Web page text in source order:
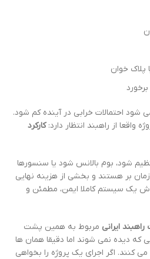
پلاک خوان
شود احتمالات خرابی در آینده کم شود.
از راهبند انتظار دارد:کارکرد
شود، بوم بالانس شود یا سنسورها
بر هستند و بخشی از هزینه نهایی
یک سیستم کاملا ایمن، مطمئن و
ایرانی مربوط به همین پشت
دیده نمی شوند اما دقیقا همان ها
کنند. اگر اجرای یک پروژه را بخواهی